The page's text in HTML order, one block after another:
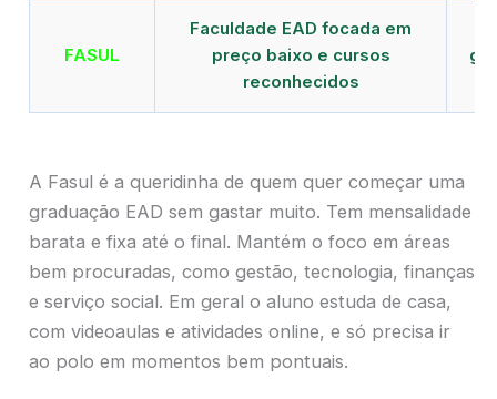
FASUL
Faculdade EAD focada em
preço baixo e cursos
reconhecidos
A Fasul é a queridinha de quem quer começar uma
graduação EAD sem gastar muito. Tem mensalidade
barata e fixa até o final. Mantém o foco em áreas
bem procuradas, como gestão, tecnologia, finanças
e serviço social. Em geral o aluno estuda de casa,
com videoaulas e atividades online, e só precisa ir
ao polo em momentos bem pontuais.